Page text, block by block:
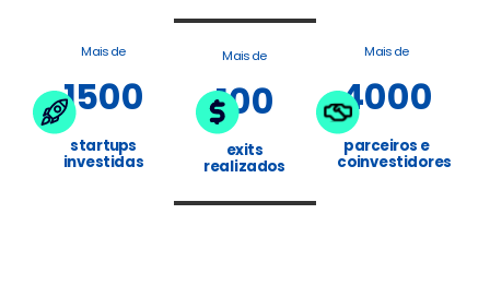
Mais de
1500
startups
investidas
Mais de
100
exits
realizados
Mais de
4000
parceiros e
coinvestidores